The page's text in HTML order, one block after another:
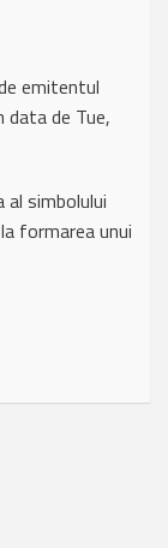
emitentul
data de Tue,
simbolului
formarea unui